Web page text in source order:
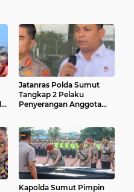
Jatanras Polda Sumut
Tangkap 2 Pelaku
Penyerangan Anggota
Kapolda Sumut Pimpin